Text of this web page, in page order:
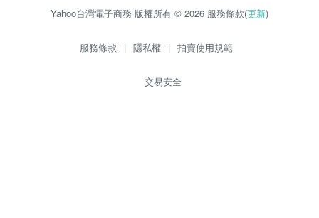
Yahoo台灣電子商務 版權所有 © 2026 服務條款(更新)
服務條款 | 隱私權 | 拍賣使用規範
交易安全